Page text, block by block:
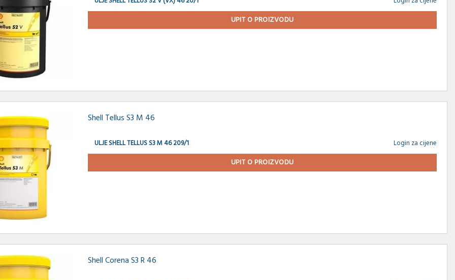
UPIT O PROIZVODU
Shell Tellus S3 M 46
ULJE SHELL TELLUS S3 M 46 209/1 Login za cijene
UPIT O PROIZVODU
Shell Corena S3 R 46